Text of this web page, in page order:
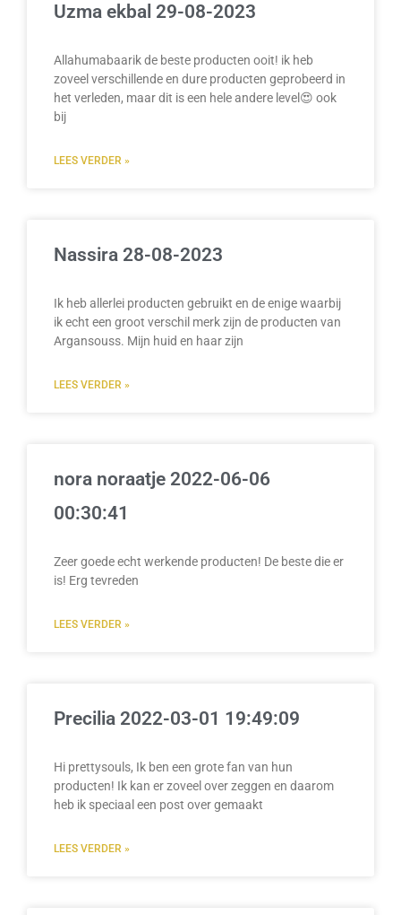
Uzma ekbal 29-08-2023
Allahumabaarik de beste producten ooit! ik heb
zoveel verschillende en dure producten geprobeerd in
het verleden, maar dit is een hele andere level😍 ook
bij
LEES VERDER »
Nassira 28-08-2023
Ik heb allerlei producten gebruikt en de enige waarbij
ik echt een groot verschil merk zijn de producten van
Argansouss. Mijn huid en haar zijn
LEES VERDER »
nora noraatje 2022-06-06
00:30:41
Zeer goede echt werkende producten! De beste die er
is! Erg tevreden
LEES VERDER »
Precilia 2022-03-01 19:49:09
Hi prettysouls, Ik ben een grote fan van hun
producten! Ik kan er zoveel over zeggen en daarom
heb ik speciaal een post over gemaakt
LEES VERDER »